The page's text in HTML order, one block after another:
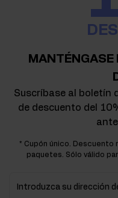
MANTÉNGASE
Suscríbase al boletín
de descuento del
* Cupón único. Descuento
paquetes. Sólo válido
Introduzca su dirección